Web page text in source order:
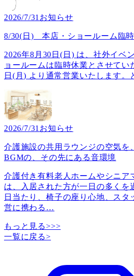
2026/7/31 お知らせ
8/30(日) 本店・ショールーム臨
2026年8月30日(日) は、社外イベ
ョールームは臨時休業とさせてい
日(月) より通常営業いたします。
2026/7/31 お知らせ
介護施設の共用ラウンジの空気
BGMの、その先にある音環境
介護付き有料老人ホームやシニア
は、入居された方が一日の多くを
日当たり、椅子の座り心地、スタ
営に携わる …
もっと見る>>>
一覧に戻る>